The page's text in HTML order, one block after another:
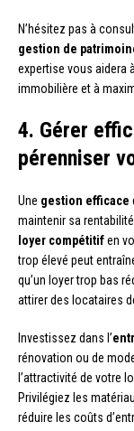
N’hésitez pas à
gestion de
expertise vous aidera
immobilière et à
4. Gérer
pérenniser
Une gestion efficace
maintenir sa
loyer compétitifen
trop élevé peut
qu’un loyer trop bas
attirer des locataires
Investissez dans l’
rénovation ou de
l’attractivité de votre
Privilégiez les
réduire les coûts